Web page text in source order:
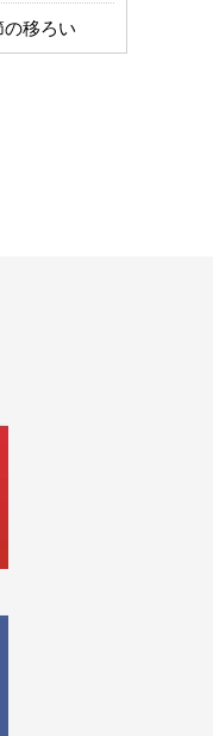
の移ろい